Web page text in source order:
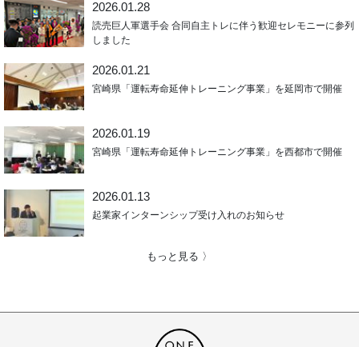
2026.01.28
読売巨人軍選手会 合同自主トレに伴う歓迎セレモニーに参列
しました
2026.01.21
宮崎県「運転寿命延伸トレーニング事業」を延岡市で開催
2026.01.19
宮崎県「運転寿命延伸トレーニング事業」を西都市で開催
2026.01.13
起業家インターンシップ受け入れのお知らせ
もっと見る 〉